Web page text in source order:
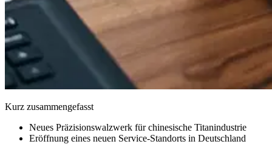
Kurz zusammengefasst
Neues Präzisionswalzwerk für chinesische Titanindustrie
Eröffnung eines neuen Service-Standorts in Deutschland